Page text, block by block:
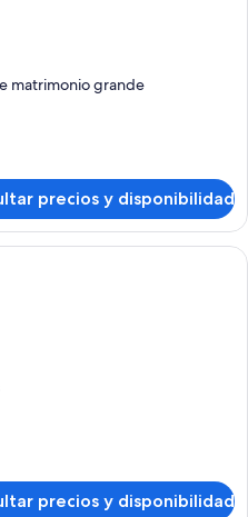
matrimonio grande
precios y disponibilidad
Un resort moderno con piscina,
precios y disponibilidad